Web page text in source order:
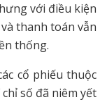
với điều kiện
thanh toán vẫn
thống.
cổ phiếu thuộc
chỉ số đã niêm yết